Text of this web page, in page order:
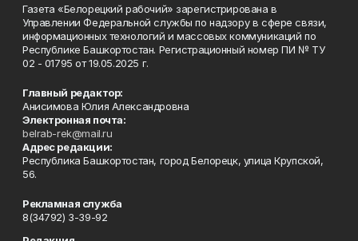
Газета «Белорецкий рабочий» зарегистрирована в
Управлении Федеральной службы по надзору в сфере связи,
информационных технологий и массовых коммуникаций по
Республике Башкортостан. Регистрационный номер ПИ № ТУ
02 - 01795 от 19.05.2025 г.
Главный редактор:
Анисимова Юлия Александровна
Электронная почта:
belrab-rek@mail.ru
Адрес редакции:
Республика Башкортостан, город Белорецк, улица Крупской,
56.
Рекламная служба
8(34792) 3-39-92